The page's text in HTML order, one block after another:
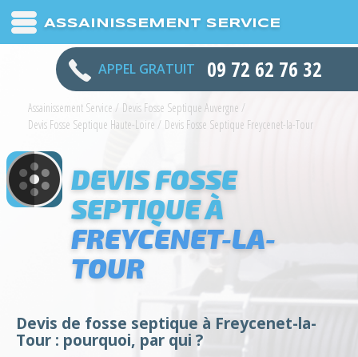
ASSAINISSEMENT SERVICE
APPEL GRATUIT 09 72 62 76 32
Assainissement Service / Devis Fosse Septique Auvergne /
Devis Fosse Septique Haute-Loire / Devis Fosse Septique Freycenet-la-Tour
DEVIS FOSSE
SEPTIQUE À
FREYCENET-LA-
TOUR
Devis de fosse septique à Freycenet-la-
Tour : pourquoi, par qui ?